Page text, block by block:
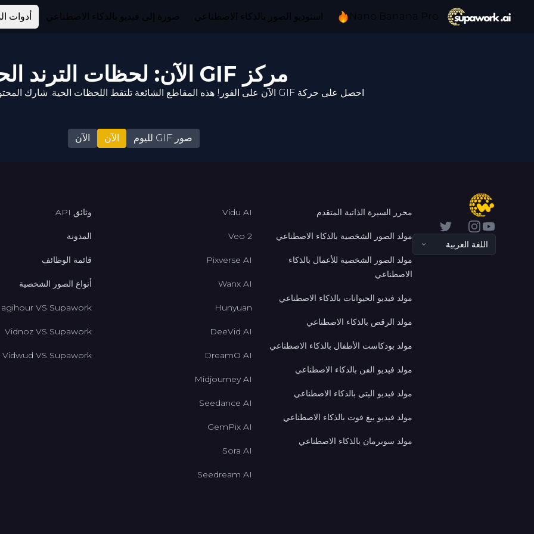
Nano Banana Pro استوديو الصور بالذكاء الاصطناعي صورة إلى فيديو بالذكاء الاصطناعي أدوات
مركز GIF الآن: لحظات الترند الحي
احصل على حركة GIF الآن على الفور! هذه المقاطع الشائعة تلتقط اللحظات الحية. شارك المحتوى الفيروسي وهو ساخن!
صور GIF لليوم الآن الآن
YouTube
Instagram
Twitter
اللغة العربية
محرر السيرة الذاتية المتقدم
مولد الصور الشخصية بالذكاء الاصطناعي
مولد الصور الشخصية للأعمال بالذكاء
الاصطناعي
مولد فيديو الحيوانات بالذكاء الاصطناعي
مولد الرقص بالذكاء الاصطناعي
مولد بودكاست الأطفال بالذكاء الاصطناعي
مولد فيديو الفن بالذكاء الاصطناعي
مولد فيديو اليتي بالذكاء الاصطناعي
مولد فيديو بيغ فوت بالذكاء الاصطناعي
مولد سوبرمان بالذكاء الاصطناعي
Vidu AI
Veo 2
Pixverse AI
Wanx AI
Hunyuan
DeeVid AI
DreamO AI
Midjourney AI
Seedance AI
GemPix AI
Sora AI
Seedream AI
وثائق API
المدونة
قائمة الوظائف
أنواع الصور الشخصية
VS Supawork
Vidnoz VS Supawork
Vidwud VS Supawork